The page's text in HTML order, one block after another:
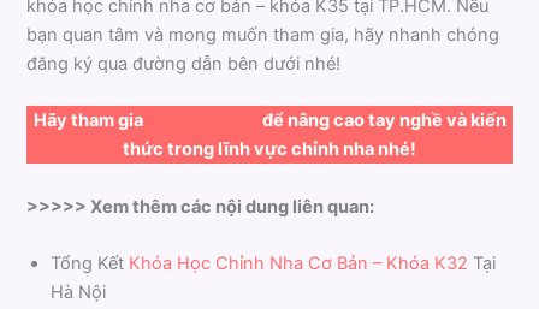
khóa học chỉnh nha cơ bản – khóa K35 tại TP.HCM. Nếu
bạn quan tâm và mong muốn tham gia, hãy nhanh chóng
đăng ký qua đường dẫn bên dưới nhé!
Hãy tham gia
để nâng cao tay nghề và kiến
thức trong lĩnh vực chỉnh nha nhé!
>>>>> Xem thêm các nội dung liên quan:
Tổng Kết Khóa Học Chỉnh Nha Cơ Bản – Khóa K32 Tại
Hà Nội